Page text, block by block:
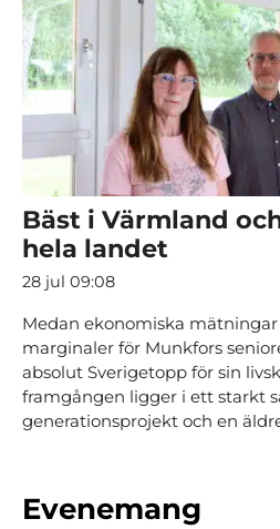
Bäst i Värmland
hela landet
28 jul 09:08
Medan ekonomiska
marginaler för Munkfors
absolut Sverigetopp för sin
framgången ligger i ett starkt
generationsprojekt och en
Evenemang